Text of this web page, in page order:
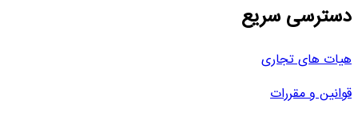
دسترسی سریع
هیات های تجاری
قوانین و مقررات